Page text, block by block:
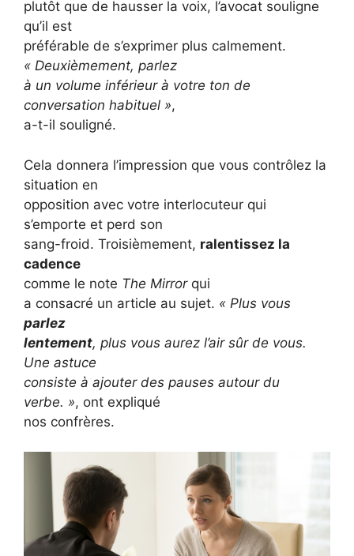
plutôt que de hausser la voix, l’avocat souligne
qu’il est
préférable de s’exprimer plus calmement.
« Deuxièmement, parlez
à un volume inférieur à votre ton de
conversation habituel »,
a-t-il souligné.
Cela donnera l’impression que vous contrôlez la
situation en
opposition avec votre interlocuteur qui
s’emporte et perd son
sang-froid. Troisièmement, ralentissez la
cadence
comme le note The Mirrorqui
a consacré un article au sujet. « Plus vous
parlez
lentement, plus vous aurez l’air sûr de vous.
Une astuce
consiste à ajouter des pauses autour du
verbe. », ont expliqué
nos confrères.